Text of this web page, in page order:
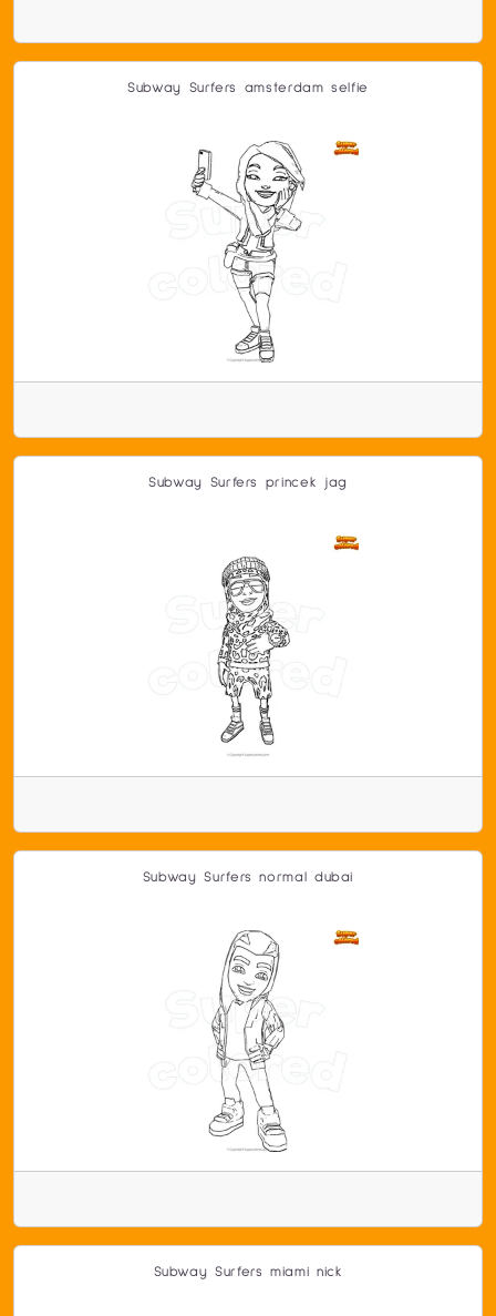
Subway Surfers amsterdam selfie
Subway Surfers princek jag
Subway Surfers normal dubai
Subway Surfers miami nick